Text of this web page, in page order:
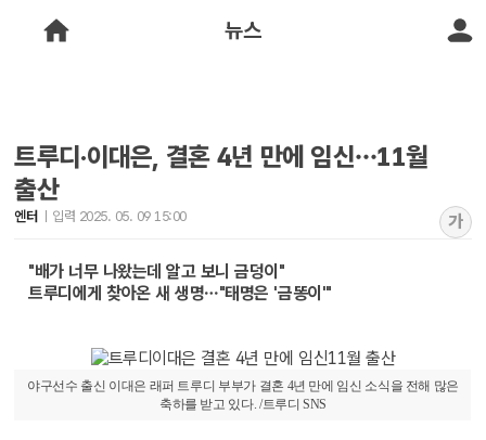
뉴스
트루디·이대은, 결혼 4년 만에 임신…11월
출산
엔터 입력 2025. 05. 09 15:00 가
"배가 너무 나왔는데 알고 보니 금덩이"
트루디에게 찾아온 새 생명…"태명은 '금똥이'"
야구선수 출신 이대은 래퍼 트루디 부부가 결혼 4년 만에 임신 소식을 전해 많은
축하를 받고 있다. /트루디 SNS